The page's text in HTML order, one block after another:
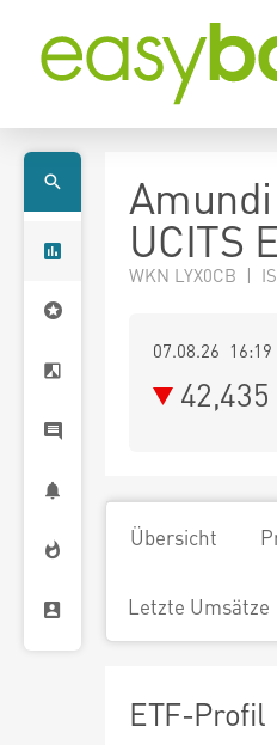
UCITS
WKN LYX0CB |
07.08.26 16:19
42,435
Übersicht
Letzte Umsätze
ETF-Profil